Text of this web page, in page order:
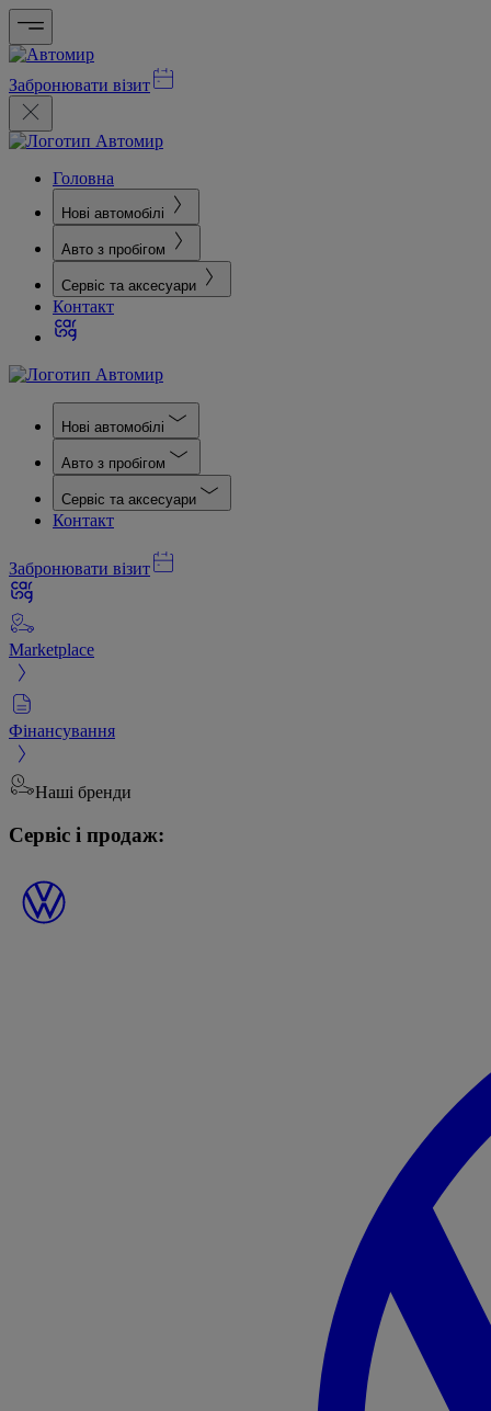
Забронювати візит
Головна
Нові автомобілі
Авто з пробігом
Сервіс та аксесуари
Контакт
Нові автомобілі
Авто з пробігом
Сервіс та аксесуари
Контакт
Забронювати візит
Marketplace
Фінансування
Наші бренди
Сервіс і продаж: